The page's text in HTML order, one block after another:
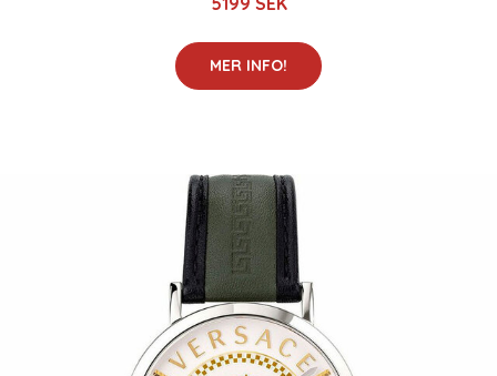
MER INFO!